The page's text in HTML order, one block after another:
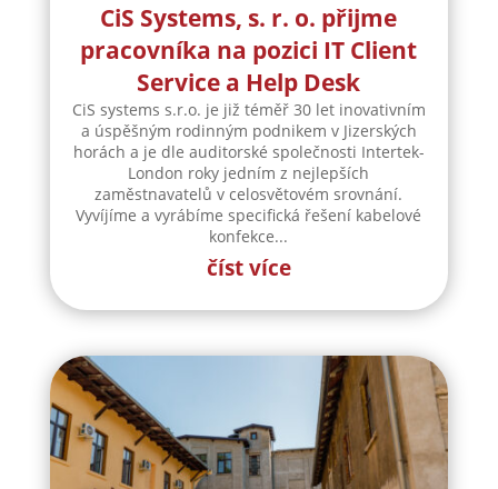
CiS Systems, s. r. o. přijme
pracovníka na pozici IT Client
Service a Help Desk
CiS systems s.r.o. je již téměř 30 let inovativním
a úspěšným rodinným podnikem v Jizerských
horách a je dle auditorské společnosti Intertek-
London roky jedním z nejlepších
zaměstnavatelů v celosvětovém srovnání.
Vyvíjíme a vyrábíme specifická řešení kabelové
konfekce...
číst více